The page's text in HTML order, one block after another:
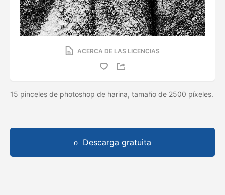
ACERCA DE LAS LICENCIAS
15 pinceles de photoshop de harina, tamaño de 2500 píxeles.
Descarga gratuita